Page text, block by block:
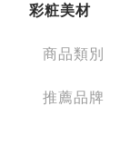
彩粧美材
商品類別
推薦品牌